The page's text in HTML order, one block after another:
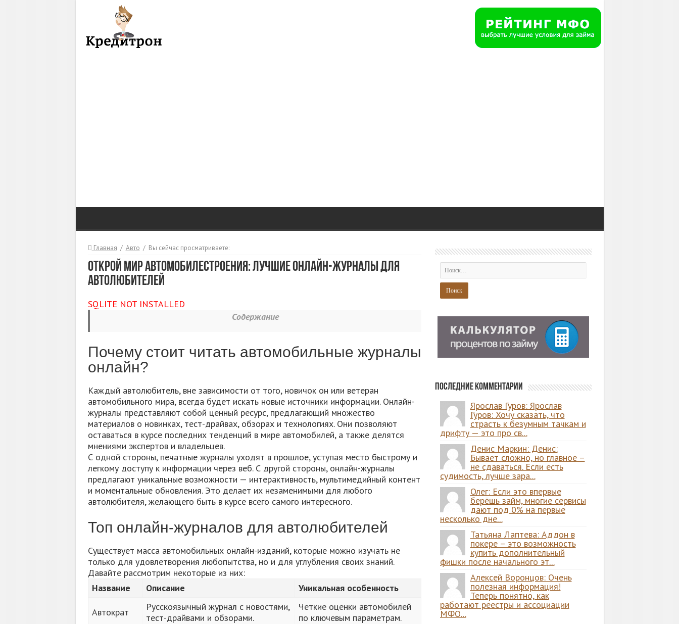
Главная / Авто / Вы сейчас просматриваете:
Открой мир автомобилестроения: лучшие онлайн-журналы для
автолюбителей
SQLITE NOT INSTALLED
Содержание
Почему стоит читать автомобильные журналы
онлайн?
Каждый автолюбитель, вне зависимости от того, новичок он или ветеран
автомобильного мира, всегда будет искать новые источники информации. Онлайн-
журналы представляют собой ценный ресурс, предлагающий множество
материалов о новинках, тест-драйвах, обзорах и технологиях. Они позволяют
оставаться в курсе последних тенденций в мире автомобилей, а также делятся
мнениями экспертов и владельцев.
С одной стороны, печатные журналы уходят в прошлое, уступая место быстрому и
легкому доступу к информации через веб. С другой стороны, онлайн-журналы
предлагают уникальные возможности — интерактивность, мультимедийный контент
и моментальные обновления. Это делает их незаменимыми для любого
автолюбителя, желающего быть в курсе всего самого интересного.
Топ онлайн-журналов для автолюбителей
Существует масса автомобильных онлайн-изданий, которые можно изучать не
только для удовлетворения любопытства, но и для углубления своих знаний.
Давайте рассмотрим некоторые из них:
Название
Описание Уникальная особенность
Автократ
Русскоязычный журнал с новостями,
тест-драйвами и обзорами.
Четкие оценки автомобилей
по ключевым параметрам.
Последние комментарии
Ярослав Гуров: Ярослав
Гуров: Хочу сказать, что
страсть к безумным тачкам и
дрифту — это про св...
Денис Маркин: Денис:
Бывает сложно, но главное –
не сдаваться. Если есть
судимость, лучше зара...
Олег: Если это впервые
берёшь займ, многие сервисы
дают под 0% на первые
несколько дне...
Татьяна Лаптева: Аддон в
покере – это возможность
купить дополнительный
фишки после начального эт...
Алексей Воронцов: Очень
полезная информация!
Теперь понятно, как
работают реестры и ассоциации
МФО...